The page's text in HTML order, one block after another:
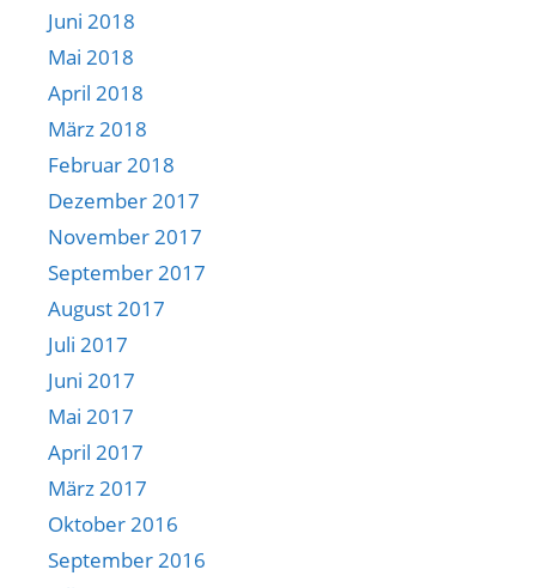
Juni 2018
Mai 2018
April 2018
März 2018
Februar 2018
Dezember 2017
November 2017
September 2017
August 2017
Juli 2017
Juni 2017
Mai 2017
April 2017
März 2017
Oktober 2016
September 2016